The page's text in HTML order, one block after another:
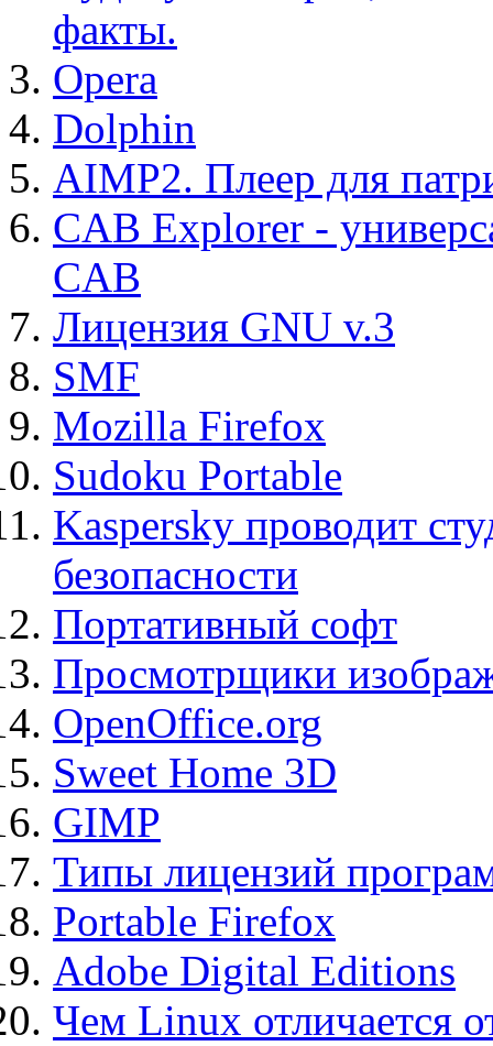
факты.
Opera
Dolphin
AIMP2. Плеер для
CAB Explorer -
CAB
Лицензия GNU v.3
SMF
Mozilla Firefox
Sudoku Portable
Kaspersky проводит
безопасности
Портативный софт
Просмотрщики
OpenOffice.org
Sweet Home 3D
GIMP
Типы лицензий
Portable Firefox
Adobe Digital Editions
Чем Linux отличается